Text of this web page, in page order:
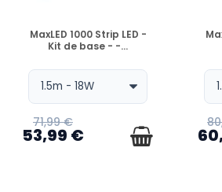
EN STOCK
MaxLED 1000 Strip LED -
Kit de base - -...
71,99 €
53,99 €